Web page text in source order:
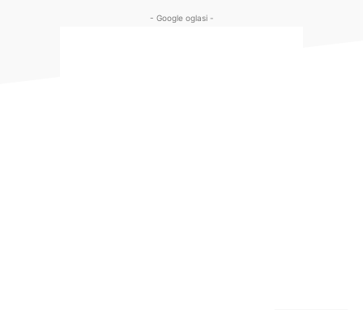
- Google oglasi -